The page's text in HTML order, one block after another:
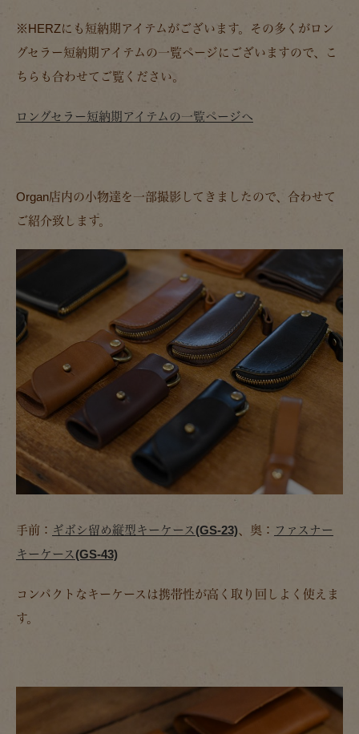
※HERZにも短納期アイテムがございます。その多くがロン
グセラー短納期アイテムの一覧ページにございますので、こ
ちらも合わせてご覧ください。
ロングセラー短納期アイテムの一覧ページへ
Organ店内の小物達を一部撮影してきましたので、合わせて
ご紹介致します。
手前： ギボシ留め縦型キーケース(GS-23)、奥： ファスナー
キーケース(GS-43)
コンパクトなキーケースは携帯性が高く取り回しよく使えま
す。